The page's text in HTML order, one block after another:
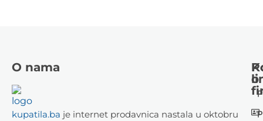
O nama
kupatila.ba je internet prodavnica nastala u oktobru
o